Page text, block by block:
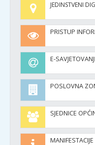
JEDINSTVENI
PRISTUP
E-
POSLOVNA
SJEDNICE
MANIFESTACIJE